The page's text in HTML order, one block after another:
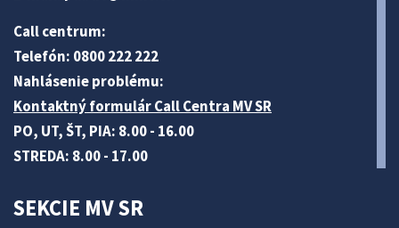
Call centrum:
Telefón: 0800 222 222
Nahlásenie problému:
Kontaktný formulár Call Centra MV SR
PO, UT, ŠT, PIA: 8.00 - 16.00
STREDA: 8.00 - 17.00
SEKCIE MV SR